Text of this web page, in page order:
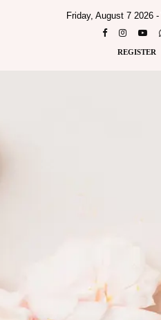
Friday, August 7 2026 -
REGISTER